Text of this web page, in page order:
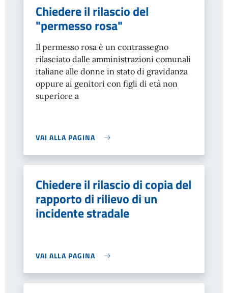
Chiedere il rilascio del
"permesso rosa"
Il permesso rosa è un contrassegno
rilasciato dalle amministrazioni comunali
italiane alle donne in stato di gravidanza
oppure ai genitori con figli di età non
superiore a
VAI ALLA PAGINA
Chiedere il rilascio di copia del
rapporto di rilievo di un
incidente stradale
VAI ALLA PAGINA